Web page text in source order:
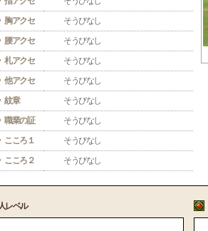
胸アクセ
そうびなし
腰アクセ
そうびなし
札アクセ
そうびなし
他アクセ
そうびなし
紋章
そうびなし
職業の証
そうびなし
こころ１
そうびなし
こころ２
そうびなし
レベル